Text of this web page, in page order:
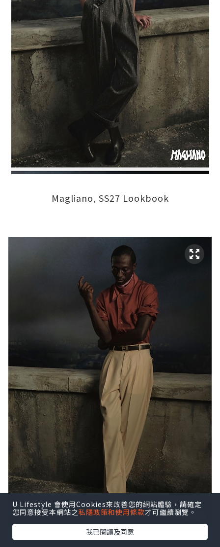
Magliano, SS27 Lookbook
U Lifestyle 會使用Cookies來改善您的網站體驗，請確定
您同意接受本網站之私隱政策和使用條款才可繼續瀏覽。
我已閱讀及同意